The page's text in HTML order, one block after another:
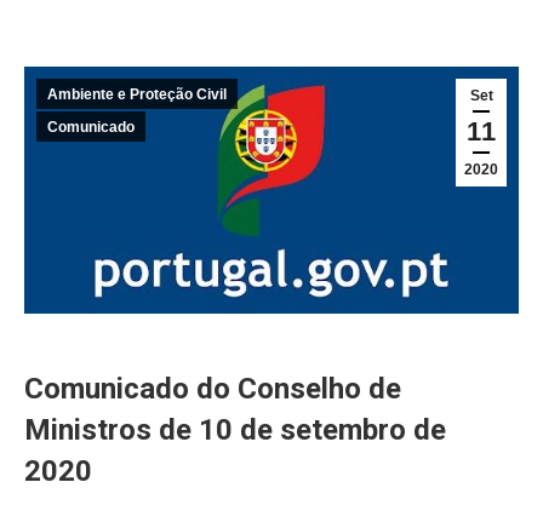
Set
11
2020
Ambiente e Proteção Civil
Comunicado
Comunicado do Conselho de
Ministros de 10 de setembro de
2020